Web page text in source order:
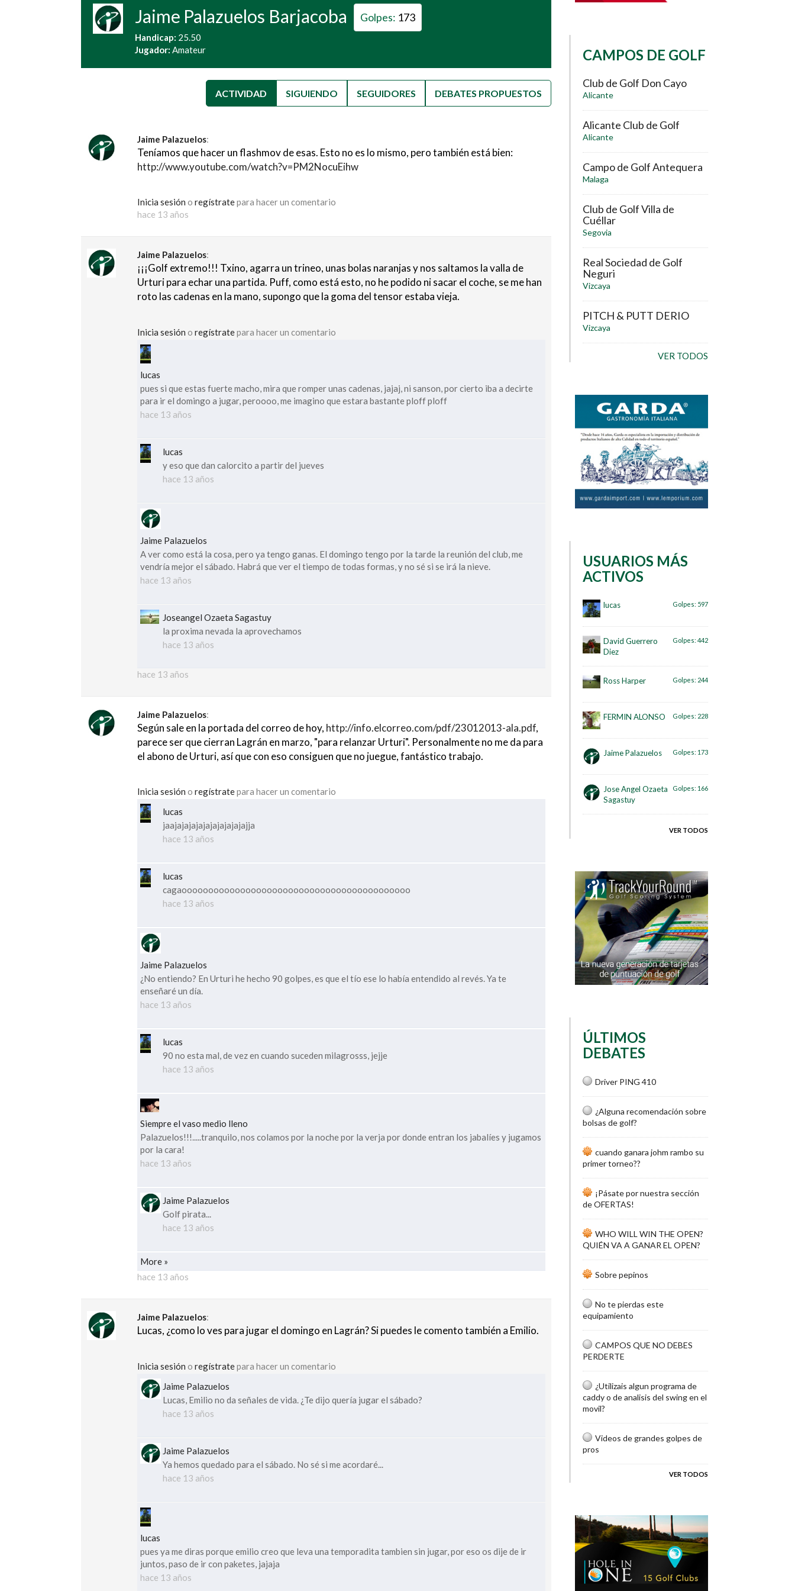
Golpes: 173
Jaime Palazuelos Barjacoba
Handicap: 25.50
Jugador: Amateur
ACTIVIDAD (SOLAPA ACTIVA)
SIGUIENDO SEGUIDORES DEBATES PROPUESTOS
Jaime Palazuelos:
Teníamos que hacer un flashmov de esas. Esto no es lo mismo, pero también está bien:
http://www.youtube.com/watch?v=PM2NocuEihw
Inicia sesión oregístratepara hacer un comentario
hace 13 años
Jaime Palazuelos:
¡¡¡Golf extremo!!! Txino, agarra un trineo, unas bolas naranjas y nos saltamos la valla de
Urturi para echar una partida. Puff, como está esto, no he podido ni sacar el coche, se me han
roto las cadenas en la mano, supongo que la goma del tensor estaba vieja.
Inicia sesión oregístratepara hacer un comentario
lucas
pues si que estas fuerte macho, mira que romper unas cadenas, jajaj, ni sanson, por cierto iba a decirte
para ir el domingo a jugar, peroooo, me imagino que estara bastante ploff ploff
hace 13 años
lucas
y eso que dan calorcito a partir del jueves
hace 13 años
Jaime Palazuelos
A ver como está la cosa, pero ya tengo ganas. El domingo tengo por la tarde la reunión del club, me
vendría mejor el sábado. Habrá que ver el tiempo de todas formas, y no sé si se irá la nieve.
hace 13 años
Joseangel Ozaeta Sagastuy
la proxima nevada la aprovechamos
hace 13 años
hace 13 años
Jaime Palazuelos:
Según sale en la portada del correo de hoy, http://info.elcorreo.com/pdf/23012013-ala.pdf,
parece ser que cierran Lagrán en marzo, "para relanzar Urturi". Personalmente no me da para
el abono de Urturi, así que con eso consiguen que no juegue, fantástico trabajo.
Inicia sesión oregístratepara hacer un comentario
lucas
jaajajajajajajajajajajajja
hace 13 años
lucas
cagaooooooooooooooooooooooooooooooooooooooooooo
hace 13 años
Jaime Palazuelos
¿No entiendo? En Urturi he hecho 90 golpes, es que el tío ese lo había entendido al revés. Ya te
enseñaré un día.
hace 13 años
lucas
90 no esta mal, de vez en cuando suceden milagrosss, jejje
hace 13 años
Siempre el vaso medio lleno
Palazuelos!!!.....tranquilo, nos colamos por la noche por la verja por donde entran los jabalíes y jugamos
por la cara!
hace 13 años
Jaime Palazuelos
Golf pirata...
hace 13 años
More »
hace 13 años
Jaime Palazuelos:
Lucas, ¿como lo ves para jugar el domingo en Lagrán? Si puedes le comento también a Emilio.
Inicia sesión oregístratepara hacer un comentario
Jaime Palazuelos
Lucas, Emilio no da señales de vida. ¿Te dijo quería jugar el sábado?
hace 13 años
Jaime Palazuelos
Ya hemos quedado para el sábado. No sé si me acordaré...
hace 13 años
lucas
pues ya me diras porque emilio creo que leva una temporadita tambien sin jugar, por eso os dije de ir
juntos, paso de ir con paketes, jajaja
hace 13 años
CAMPOS DE GOLF
Club de Golf Don Cayo
Alicante
Alicante Club de Golf
Alicante
Campo de Golf Antequera
Malaga
Club de Golf Villa de
Cuéllar
Segovia
Real Sociedad de Golf
Neguri
Vizcaya
PITCH & PUTT DERIO
Vizcaya
VER TODOS
USUARIOS MÁS
ACTIVOS
lucas Golpes: 597
David Guerrero
Diez
Golpes: 442
Ross Harper Golpes: 244
FERMIN ALONSO Golpes: 228
Jaime Palazuelos Golpes: 173
Jose Angel Ozaeta
Sagastuy
Golpes: 166
VER TODOS
ÚLTIMOS
DEBATES
Driver PING 410
¿Alguna recomendación sobre
bolsas de golf?
cuando ganara johm rambo su
primer torneo??
¡Pásate por nuestra sección
de OFERTAS!
WHO WILL WIN THE OPEN?
QUIÉN VA A GANAR EL OPEN?
Sobre pepinos
No te pierdas este
equipamiento
CAMPOS QUE NO DEBES
PERDERTE
¿Utilizais algun programa de
caddy o de analisis del swing en el
movil?
Videos de grandes golpes de
pros
VER TODOS